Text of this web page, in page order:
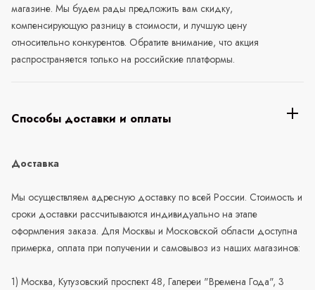
магазине. Мы будем рады предложить вам скидку,
компенсирующую разницу в стоимости, и лучшую цену
относительно конкурентов. Обратите внимание, что акция
распространяется только на российские платформы.
Способы доставки и оплаты
Доставка
Мы осуществляем адресную доставку по всей России. Стоимость и
сроки доставки рассчитываются индивидуально на этапе
оформления заказа. Для Москвы и Московской области доступна
примерка, оплата при получении и самовывоз из наших магазинов:
1) Москва, Кутузовский проспект 48, Галереи "Времена Года", 3